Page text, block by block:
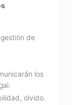
de
los
olvido.